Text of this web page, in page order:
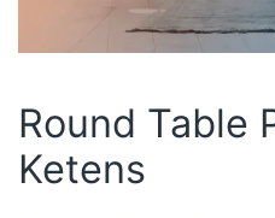
Round Table
Ketens